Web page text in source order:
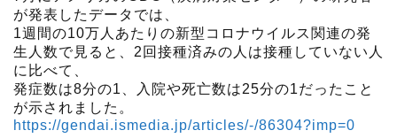
が発表したデータでは、
1週間の10万人あたりの新型コロナウイルス関連の発
生人数で見ると、2回接種済みの人は接種していない人
に比べて、
発症数は8分の1、入院や死亡数は25分の1だったこと
が示されました。
https://gendai.ismedia.jp/articles/-/86304?imp=0